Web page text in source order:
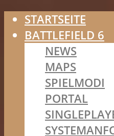
STARTSEITE
BATTLEFIELD 6
NEWS
MAPS
SPIELMODI
PORTAL